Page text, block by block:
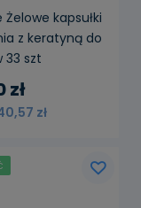
kapsułki
z keratyną do
33 szt
zł
zł